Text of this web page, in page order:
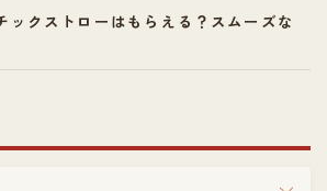
ックストローはもらえる？スムーズな